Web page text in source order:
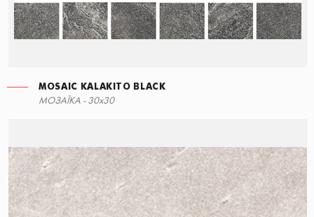
MOSAIC KALAKITO BLACK
МОЗАЇКА - 30x30
СХОДИНКА КУТОВА ПРАВА
30x34,5
MOSAIC KALAKITO GREY
30x30
ПЛІНТУС KALAKITO BLACK
7,6x60